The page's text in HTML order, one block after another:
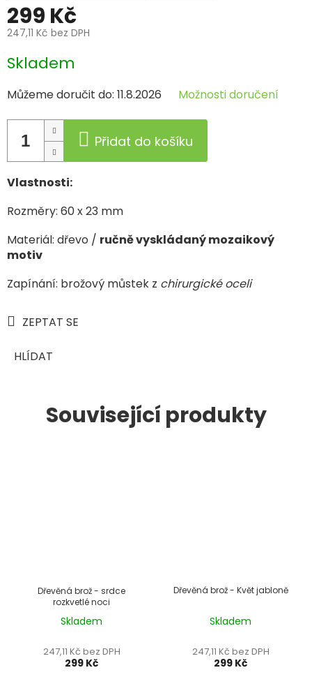
299 Kč
247,11 Kč bez DPH
Měrná
cena:
Skladem
Můžeme doručit do: 11.8.2026 Možnosti doručení
Přidat do košíku
Vlastnosti:
Rozměry: 60 x 23 mm
Materiál: dřevo / ručně vyskládaný mozaikový
motiv
Zapínání: brožový můstek z chirurgické oceli
ZEPTAT SE
HLÍDAT
Související produkty
Dřevěná brož - srdce
rozkvetlé noci
Průměrné
produktu
Skladem
247,11 Kč bez DPH
299 Kč
Dřevěná brož - Květ jabloně
Skladem
247,11 Kč bez DPH
299 Kč